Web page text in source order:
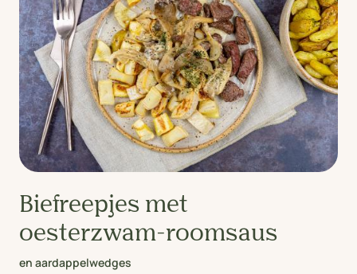
Biefreepjes met
oesterzwam-roomsaus
en aardappelwedges